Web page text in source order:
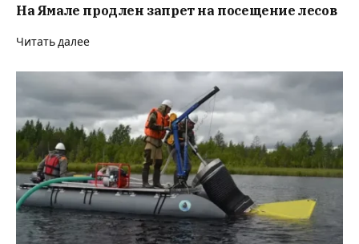
На Ямале продлен запрет на посещение лесов
Читать далее